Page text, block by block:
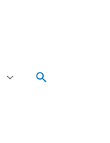
Buscar